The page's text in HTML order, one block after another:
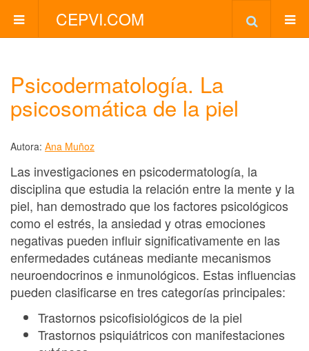
CEPVI.COM
Psicodermatología. La
psicosomática de la piel
Autora: Ana Muñoz
Las investigaciones en psicodermatología, la
disciplina que estudia la relación entre la mente y la
piel, han demostrado que los factores psicológicos
como el estrés, la ansiedad y otras emociones
negativas pueden influir significativamente en las
enfermedades cutáneas mediante mecanismos
neuroendocrinos e inmunológicos. Estas influencias
pueden clasificarse en tres categorías principales:
Trastornos psicofisiológicos de la piel
Trastornos psiquiátricos con manifestaciones